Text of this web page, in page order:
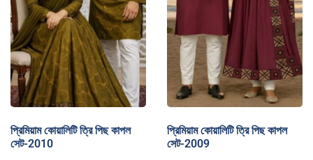
প্রিমিয়াম কোয়ালিটি ত্রি পিছ কাপল
সেট-2010
প্রিমিয়াম কোয়ালিটি ত্রি পিছ কাপল
সেট-2009